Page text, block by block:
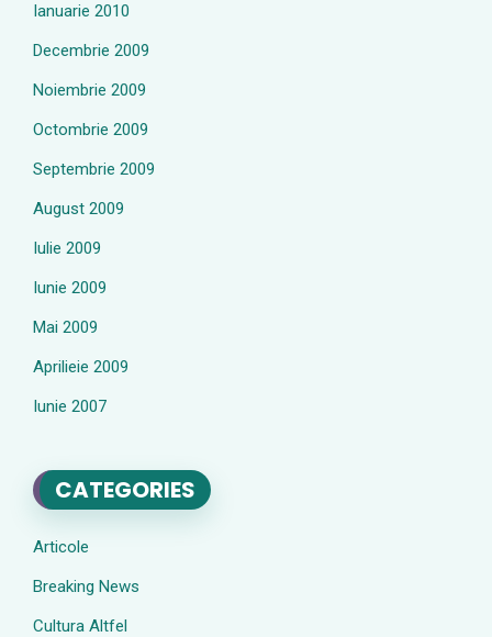
Ianuarie 2010
Decembrie 2009
Noiembrie 2009
Octombrie 2009
Septembrie 2009
August 2009
Iulie 2009
Iunie 2009
Mai 2009
Aprilieie 2009
Iunie 2007
CATEGORIES
Articole
Breaking News
Cultura Altfel